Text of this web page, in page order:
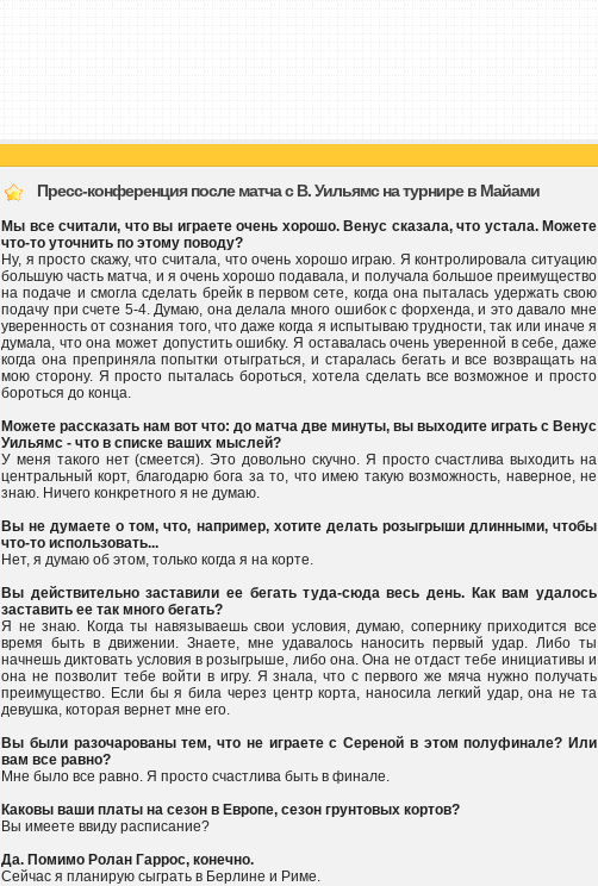
Пресс-конференция после матча с В. Уильямс на турнире в Майами
Мы все считали, что вы играете очень хорошо. Венус сказала, что устала. Можете
что-то уточнить по этому поводу?
Ну, я просто скажу, что считала, что очень хорошо играю. Я контролировала ситуацию
большую часть матча, и я очень хорошо подавала, и получала большое преимущество
на подаче и смогла сделать брейк в первом сете, когда она пыталась удержать свою
подачу при счете 5-4. Думаю, она делала много ошибок с форхенда, и это давало мне
уверенность от сознания того, что даже когда я испытываю трудности, так или иначе я
думала, что она может допустить ошибку. Я оставалась очень уверенной в себе, даже
когда она преприняла попытки отыграться, и старалась бегать и все возвращать на
мою сторону. Я просто пыталась бороться, хотела сделать все возможное и просто
бороться до конца.
Можете рассказать нам вот что: до матча две минуты, вы выходите играть с Венус
Уильямс - что в списке ваших мыслей?
У меня такого нет (смеется). Это довольно скучно. Я просто счастлива выходить на
центральный корт, благодарю бога за то, что имею такую возможность, наверное, не
знаю. Ничего конкретного я не думаю.
Вы не думаете о том, что, например, хотите делать розыгрыши длинными, чтобы
что-то использовать...
Нет, я думаю об этом, только когда я на корте.
Вы действительно заставили ее бегать туда-сюда весь день. Как вам удалось
заставить ее так много бегать?
Я не знаю. Когда ты навязываешь свои условия, думаю, сопернику приходится все
время быть в движении. Знаете, мне удавалось наносить первый удар. Либо ты
начнешь диктовать условия в розыгрыше, либо она. Она не отдаст тебе инициативы и
она не позволит тебе войти в игру. Я знала, что с первого же мяча нужно получать
преимущество. Если бы я била через центр корта, наносила легкий удар, она не та
девушка, которая вернет мне его.
Вы были разочарованы тем, что не играете с Сереной в этом полуфинале? Или
вам все равно?
Мне было все равно. Я просто счастлива быть в финале.
Каковы ваши платы на сезон в Европе, сезон грунтовых кортов?
Вы имеете ввиду расписание?
Да. Помимо Ролан Гаррос, конечно.
Сейчас я планирую сыграть в Берлине и Риме.